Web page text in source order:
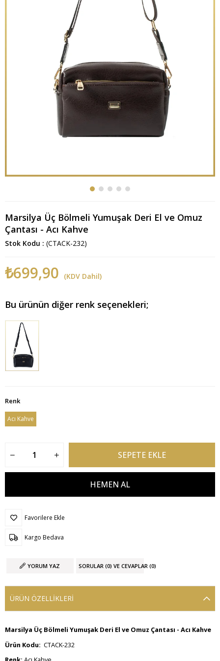
Marsilya Üç Bölmeli Yumuşak Deri El ve Omuz
Çantası - Acı Kahve
Stok Kodu (CTACK-232)
₺699,90 (KDV Dahil)
Bu ürünün diğer renk seçenekleri;
Renk
Acı Kahve
Favorilere Ekle
Kargo Bedava
YORUM YAZ SORULAR (0) VE CEVAPLAR (0)
ÜRÜN ÖZELLIKLERI
Marsilya Üç Bölmeli Yumuşak Deri El ve Omuz Çantası - Acı Kahve
Ürün Kodu: CTACK-232